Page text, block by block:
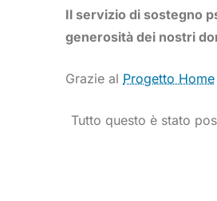
Il servizio di sostegno
generosità dei nostri
Grazie al Progetto Home
Tutto questo è stato